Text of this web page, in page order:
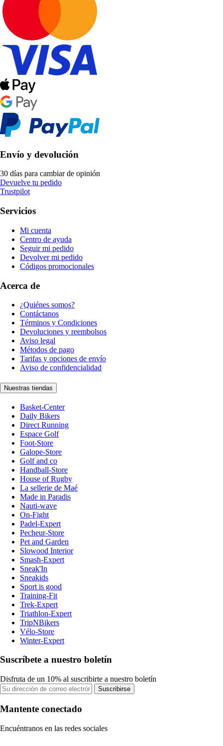
Envío y devolución
30 días para cambiar de opinión
Devuelve tu pedido
Trustpilot
Servicios
Mi cuenta
Centro de ayuda
Seguir mi pedido
Devolver mi pedido
Códigos promocionales
Acerca de
¿Quiénes somos?
Contáctanos
Términos y Condiciones
Devoluciones y reembolsos
Aviso legal
Métodos de pago
Tarifas y opciones de envío
Aviso de confidencialidad
Nuestras tiendas
Basket-Center
Daily Bikers
Direct Running
Espace Golf
Foot-Store
Galope-Store
Golf and co
Handball-Store
House of Rugby
La sellerie de Maé
Made in Paradis
Nauti-wave
On-Fight
Padel-Expert
Pecheur-Store
Pet and Garden
Slowood Interior
Smash-Expert
Sneak'In
Sneakids
Sport is good
Training-Fit
Trek-Expert
Triathlon-Expert
TripNBikers
Vélo-Store
Winter-Expert
Suscríbete a nuestro boletín
Disfruta de un 10% al suscribirte a nuestro boletín
Suscribirse
Mantente conectado
Encuéntranos en las redes sociales